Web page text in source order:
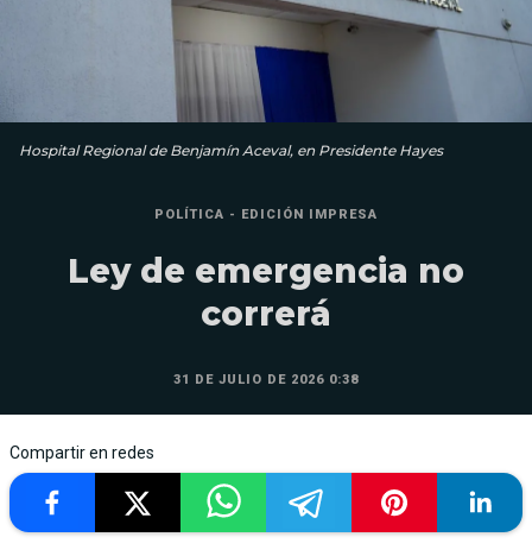
Hospital Regional de Benjamín Aceval, en Presidente Hayes
POLÍTICA - EDICIÓN IMPRESA
Ley de emergencia no
correrá
31 DE JULIO DE 2026 0:38
Compartir en redes